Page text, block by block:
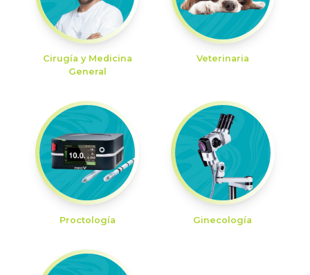
Cirugía y Medicina
General
Veterinaria
Proctología Ginecología